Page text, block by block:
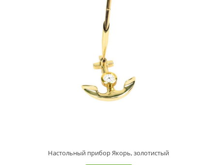
Настольный прибор Якорь, золотистый